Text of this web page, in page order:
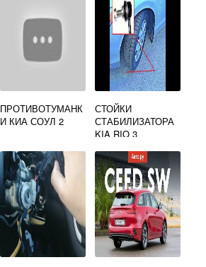
ПРОТИВОТУМАНК
И КИА СОУЛ 2
СТОЙКИ
СТАБИЛИЗАТОРА
KIA RIO 3